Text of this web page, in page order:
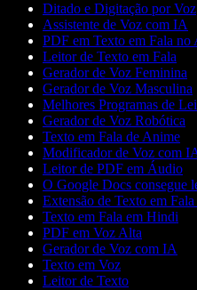
Ditado e Digitação por Voz
Assistente de Voz com IA
PDF em Texto em Fala no
Leitor de Texto em Fala
Gerador de Voz Feminina
Gerador de Voz Masculina
Melhores Programas de
Gerador de Voz Robótica
Texto em Fala de Anime
Modificador de Voz com
Leitor de PDF em Áudio
O Google Docs consegue
Extensão de Texto em
Texto em Fala em Hindi
PDF em Voz Alta
Gerador de Voz com IA
Texto em Voz
Leitor de Texto